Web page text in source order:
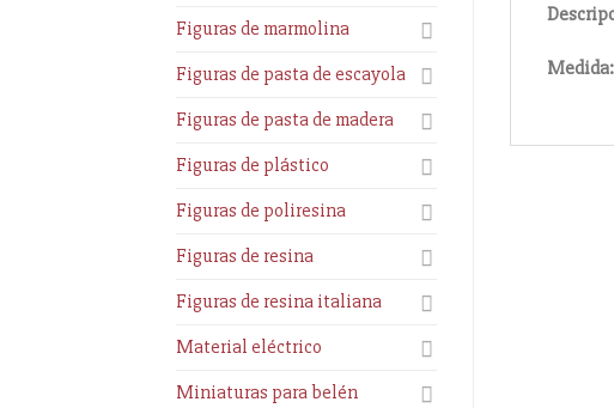
Figuras de marmolina
Figuras de pasta de escayola
Figuras de pasta de madera
Figuras de plástico
Figuras de poliresina
Figuras de resina
Figuras de resina italiana
Material eléctrico
Miniaturas para belén
Medida: